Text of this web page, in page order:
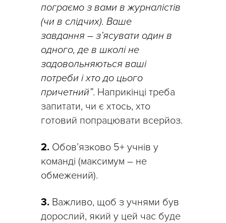
пограємо з вами в журналістів
(чи в слідчих). Ваше
завдання – з’ясувати один в
одного, де в школі не
задовольняються ваші
потреби і хто до цього
причетний”. Наприкінці треба
запитати, чи є хтось, хто
готовий попрацювати всерйоз.
2. Обов’язково 5+ учнів у
команді (максимум – не
обмежений).
3. Важливо, щоб з учнями був
дорослий, який у цей час буде